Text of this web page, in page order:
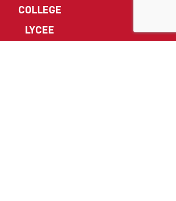
COLLEGE
LYCEE